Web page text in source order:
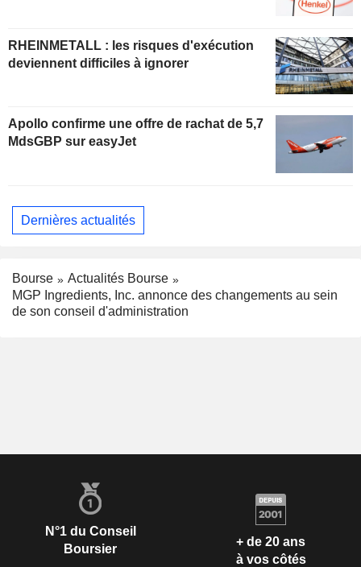
RHEINMETALL : les risques d'exécution
deviennent difficiles à ignorer
Apollo confirme une offre de rachat de 5,7
MdsGBP sur easyJet
Dernières actualités
Bourse
Actualités Bourse
MGP Ingredients, Inc. annonce des changements au sein
de son conseil d'administration
N°1 du Conseil
Boursier
+ de 20 ans
à vos côtés